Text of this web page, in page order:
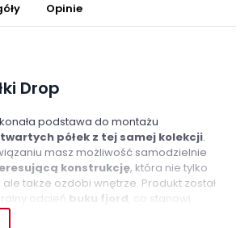
Opinie
Drop
podstawa do montażu
półek z tej samej kolekcji.
masz możliwość samodzielnie
konstrukcję, która nie tylko
także ozdobi wnętrze. Produkt został
odcień buku fjord , co stanowi
kolorowych półek.